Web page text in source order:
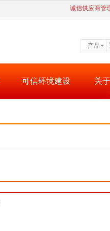
诚信供应商管
产品
可信环境建设 关